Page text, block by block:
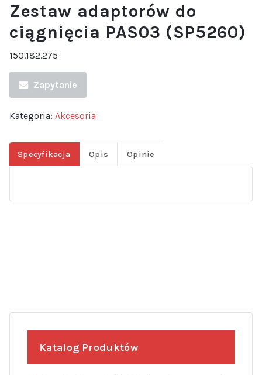
Zestaw adaptorów do
ciągnięcia PAS03 (SP5260)
150.182.275
Zapytanie
Kategoria: Akcesoria
Specyfikacja Opis Opinie
Katalog Produktów